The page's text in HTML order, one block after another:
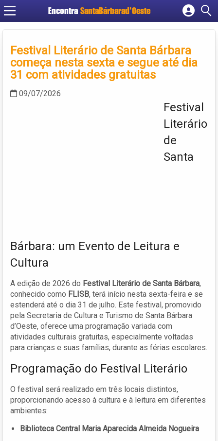
Encontra SantaBárbarad'Oeste
Cadastrar empresa
Criar conta
Festival Literário de Santa Bárbara
começa nesta sexta e segue até dia
31 com atividades gratuitas
09/07/2026
Festival
Literário
de
Santa
Bárbara: um Evento de Leitura e
Cultura
A edição de 2026 do Festival Literário de Santa Bárbara,
conhecido como FLISB, terá início nesta sexta-feira e se
estenderá até o dia 31 de julho. Este festival, promovido
pela Secretaria de Cultura e Turismo de Santa Bárbara
d’Oeste, oferece uma programação variada com
atividades culturais gratuitas, especialmente voltadas
para crianças e suas famílias, durante as férias escolares.
Programação do Festival Literário
O festival será realizado em três locais distintos,
proporcionando acesso à cultura e à leitura em diferentes
ambientes:
Biblioteca Central Maria Aparecida Almeida Nogueira